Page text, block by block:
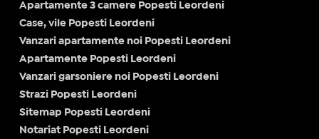
Apartamente 3 camere Popesti Leordeni
Case, vile Popesti Leordeni
Vanzari apartamente noi Popesti Leordeni
Apartamente Popesti Leordeni
Vanzari garsoniere noi Popesti Leordeni
Strazi Popesti Leordeni
Sitemap Popesti Leordeni
Notariat Popesti Leordeni